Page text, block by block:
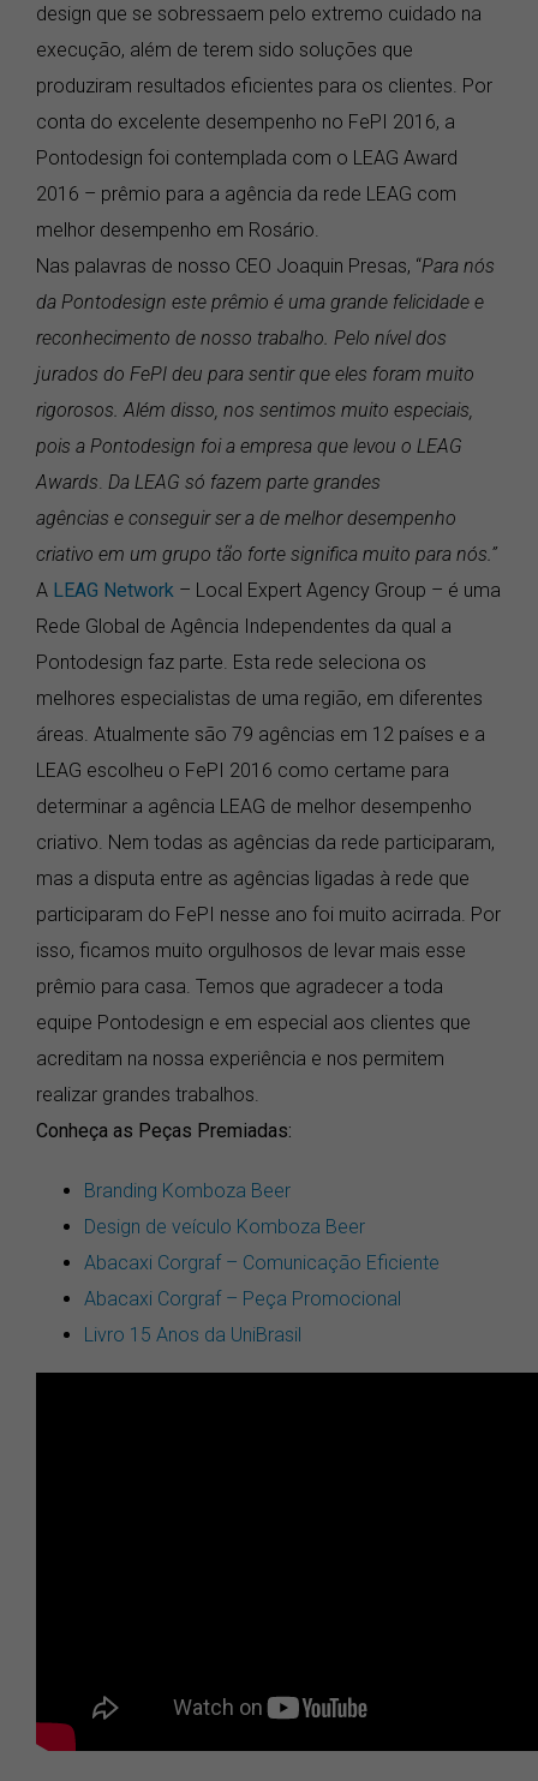
design que se sobressaem pelo extremo cuidado na
execução, além de terem sido soluções que
produziram resultados eficientes para os clientes. Por
conta do excelente desempenho no FePI 2016, a
Pontodesign foi contemplada com o LEAG Award
2016 – prêmio para a agência da rede LEAG com
melhor desempenho em Rosário.
Nas palavras de nosso CEO Joaquin Presas, “Para nós
da Pontodesign este prêmio é uma grande felicidade e
reconhecimento de nosso trabalho. Pelo nível dos
jurados do FePI deu para sentir que eles foram muito
rigorosos. Além disso, nos sentimos muito especiais,
pois a Pontodesign foi a empresa que levou o LEAG
Awards. Da LEAG só fazem parte grandes
agências e conseguir ser a de melhor desempenho
criativo em um grupo tão forte significa muito para nós.”
A LEAG Network – Local Expert Agency Group – é uma
Rede Global de Agência Independentes da qual a
Pontodesign faz parte. Esta rede seleciona os
melhores especialistas de uma região, em diferentes
áreas. Atualmente são 79 agências em 12 países e a
LEAG escolheu o FePI 2016 como certame para
determinar a agência LEAG de melhor desempenho
criativo. Nem todas as agências da rede participaram,
mas a disputa entre as agências ligadas à rede que
participaram do FePI nesse ano foi muito acirrada. Por
isso, ficamos muito orgulhosos de levar mais esse
prêmio para casa. Temos que agradecer a toda
equipe Pontodesign e em especial aos clientes que
acreditam na nossa experiência e nos permitem
realizar grandes trabalhos.
Conheça as Peças Premiadas:
Branding Komboza Beer
Design de veículo Komboza Beer
Abacaxi Corgraf – Comunicação Eficiente
Abacaxi Corgraf – Peça Promocional
Livro 15 Anos da UniBrasil